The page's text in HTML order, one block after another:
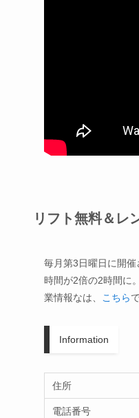
リフト無料＆レ
毎月第3日曜日に開
時間が2倍の2時間に
業情報なは、 こちら
Information
住所
電話番号